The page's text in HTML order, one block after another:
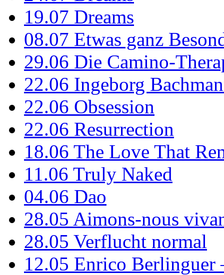
19.07 Dreams
08.07 Etwas ganz
29.06 Die Camino-
22.06 Ingeborg
22.06 Obsession
22.06 Resurrection
18.06 The Love That
11.06 Truly Naked
04.06 Dao
28.05 Aimons-nous
28.05 Verflucht normal
12.05 Enrico Berlinguer